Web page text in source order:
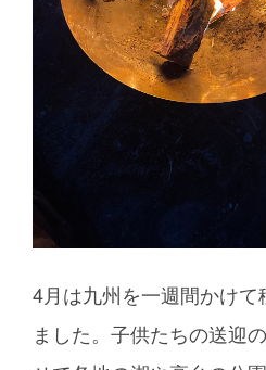
4月は九州を一週間かけ
ました。子供たちの送迎